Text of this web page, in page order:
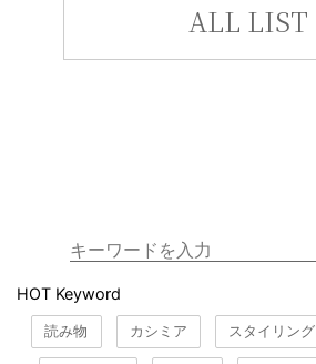
ALL LIST
HOT Keyword
読み物 カシミア スタイリング